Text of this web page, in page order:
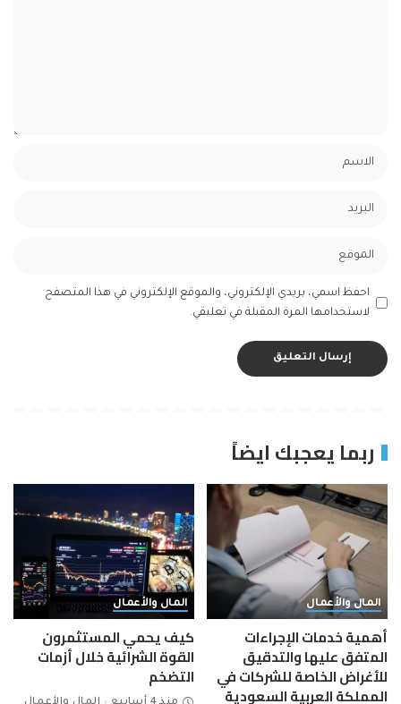
احفظ اسمي، بريدي الإلكتروني، والموقع الإلكتروني في هذا المتصفح
لاستخدامها المرة المقبلة في تعليقي.
ربما يعجبك ايضاً
المال والأعمال
أهمية خدمات الإجراءات
المتفق عليها والتدقيق
للأغراض الخاصة للشركات في
المملكة العربية السعودية
المال والأعمال
كيف يحمي المستثمرون
القوة الشرائية خلال أزمات
التضخم